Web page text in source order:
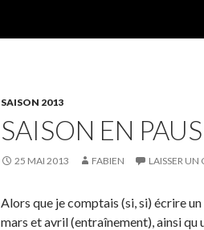
SAISON 2013
SAISON EN
25 MAI 2013 FABIEN LAISSER
Alors que je comptais (si, si) écrire
mars et avril (entraînement), ainsi qu